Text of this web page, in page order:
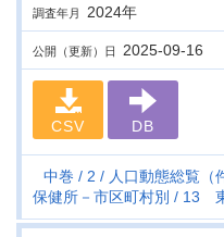
調査年月 2024年
公開（更新）日 2025-09-16
CSV DB
中巻 2
人口動態総覧（
保健所－市区町村別
13